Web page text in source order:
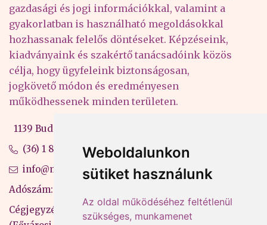
Weboldalunkon
sütiket használunk
Az oldal működéséhez feltétlenül
szükséges, munkamenet
gazdasági és jogi információkkal, valamint a
gyakorlatban is használható megoldásokkal
hozhassanak felelős döntéseket. Képzéseink,
kiadványaink és szakértő tanácsadóink közös
célja, hogy ügyfeleink biztonságosan,
jogkövető módon és eredményesen
működhessenek minden területen.
1139 Budapest, Váci út 99-105. 4. em.
(36) 1 880 76 00
info@mprx.hu
Adószám: 13598145-2-41
Cégjegyzékszám: 01-09-883770